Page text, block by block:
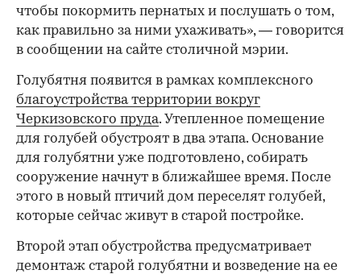
чтобы покормить пернатых и послушать о том,
как правильно за ними ухаживать», — говорится
в сообщении на сайте столичной мэрии.
Голубятня появится в рамках комплексного
благоустройства территории вокруг
Черкизовского пруда. Утепленное помещение
для голубей обустроят в два этапа. Основание
для голубятни уже подготовлено, собирать
сооружение начнут в ближайшее время. После
этого в новый птичий дом переселят голубей,
которые сейчас живут в старой постройке.
Второй этап обустройства предусматривает
демонтаж старой голубятни и возведение на ее